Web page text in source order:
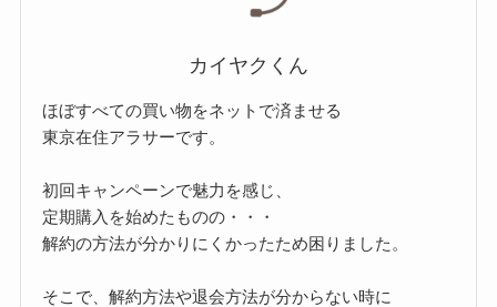
カイヤクくん
ほぼすべての買い物をネットで済ませる
東京在住アラサーです。
初回キャンペーンで魅力を感じ、
定期購入を始めたものの・・・
解約の方法が分かりにくかったため困りました。
そこで、解約方法や退会方法が分からない時に